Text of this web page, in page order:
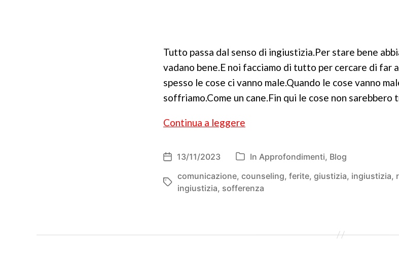
Tutto passa dal senso di ingiustizia.Per stare bene
vadano bene.E noi facciamo di tutto per cercare di far
spesso le cose ci vanno male.Quando le cose vanno
soffriamo.Come un cane.Fin qui le cose non sarebbero
Continua a leggere
Data13/11/2023 Categorie
In Approfondimenti, Blog
Tag
comunicazione, counseling, ferite, giustizia, ingiustizia,
ingiustizia, sofferenza